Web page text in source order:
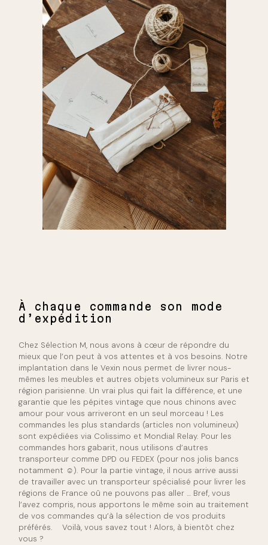
À chaque commande son mode
d’expédition
Chez Sélection M, nous avons à cœur de répondre du
mieux que l’on peut à vos attentes et à vos besoins. Notre
implantation dans le Vexin nous permet de livrer nous-
mêmes les meubles et autres objets volumineux sur Paris et
région parisienne. Un vrai plus qui fait la différence, et une
garantie que les pépites vintage que nous chinons avec
amour pour vous arriveront en un seul morceau ! Les
commandes les plus standards (articles non volumineux)
sont expédiées via Colissimo et Mondial Relay. Pour les
commandes hors gabarit, nous utilisons d’autres
transporteur comme DPD ou FEDEX (pour nos jolis bancs
notamment ☺). Pour la partie vintage, il nous arrive aussi
de travailler avec un transporteur spécialisé pour livrer les
régions de France oû ne pouvons pas aller … Bref, vous
l’avez compris, nous apportons le même soin au traitement
de vos commandes qu’à la sélection de vos produits
préférés.
Voilà, vous savez tout ! Alors, à bientôt chez
vous ?